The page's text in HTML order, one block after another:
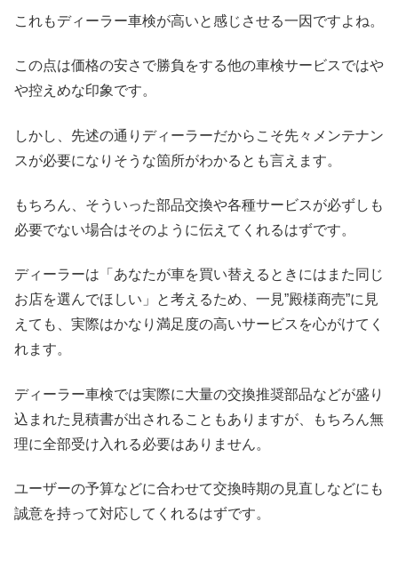
これもディーラー車検が高いと感じさせる一因ですよね。
この点は価格の安さで勝負をする他の車検サービスではや
や控えめな印象です。
しかし、先述の通りディーラーだからこそ先々メンテナン
スが必要になりそうな箇所がわかるとも言えます。
もちろん、そういった部品交換や各種サービスが必ずしも
必要でない場合はそのように伝えてくれるはずです。
ディーラーは「あなたが車を買い替えるときにはまた同じ
お店を選んでほしい」と考えるため、一見”殿様商売”に見
えても、実際はかなり満足度の高いサービスを心がけてく
れます。
ディーラー車検では実際に大量の交換推奨部品などが盛り
込まれた見積書が出されることもありますが、もちろん無
理に全部受け入れる必要はありません。
ユーザーの予算などに合わせて交換時期の見直しなどにも
誠意を持って対応してくれるはずです。